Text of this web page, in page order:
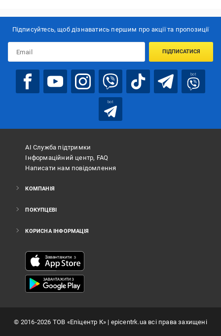
Підписуйтесь, щоб дізнаватись першим про акції та пропозиції
ПІДПИСАТИСЯ
bot
bot
АІ Служба підтримки
Інформаційний центр, FAQ
Написати нам повідомлення
КОМПАНІЯ
ПОКУПЦЕВІ
КОРИСНА ІНФОРМАЦІЯ
© 2016-2026 ТОВ «Епіцентр К»| epicentrk.ua всі права захищені